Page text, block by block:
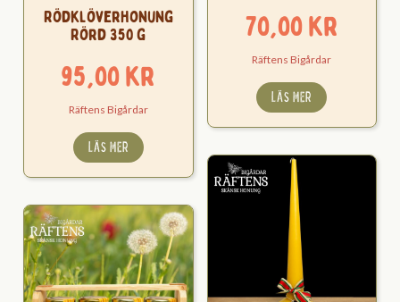
70,00kr
Räftens Bigårdar
LÄS MER
Rödklöverhonung
Rörd 350 g
95,00kr
Räftens Bigårdar
LÄS MER